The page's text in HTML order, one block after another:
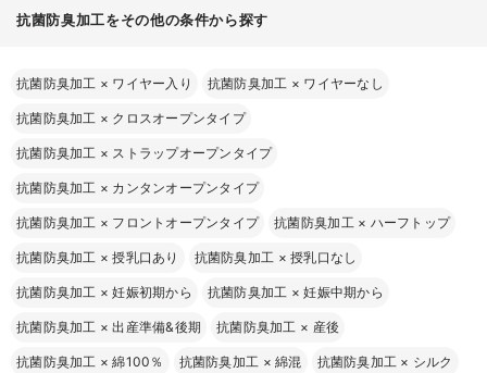
抗菌防臭加工をその他の条件から探す
抗菌防臭加工 × ワイヤー入り 抗菌防臭加工 × ワイヤーなし
抗菌防臭加工 × クロスオープンタイプ
抗菌防臭加工 × ストラップオープンタイプ
抗菌防臭加工 × カンタンオープンタイプ
抗菌防臭加工 × フロントオープンタイプ 抗菌防臭加工 × ハーフトップ
抗菌防臭加工 ×授乳口あり 抗菌防臭加工 ×授乳口なし
抗菌防臭加工 ×妊娠初期から 抗菌防臭加工 ×妊娠中期から
抗菌防臭加工 ×出産準備&後期 抗菌防臭加工 × 産後
抗菌防臭加工 ×綿100％ 抗菌防臭加工 ×綿混 抗菌防臭加工 × シルク